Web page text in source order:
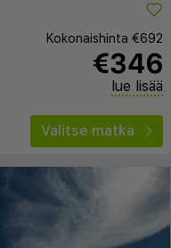
Kokonaishinta €692
€346
lue lisää
Valitse matka